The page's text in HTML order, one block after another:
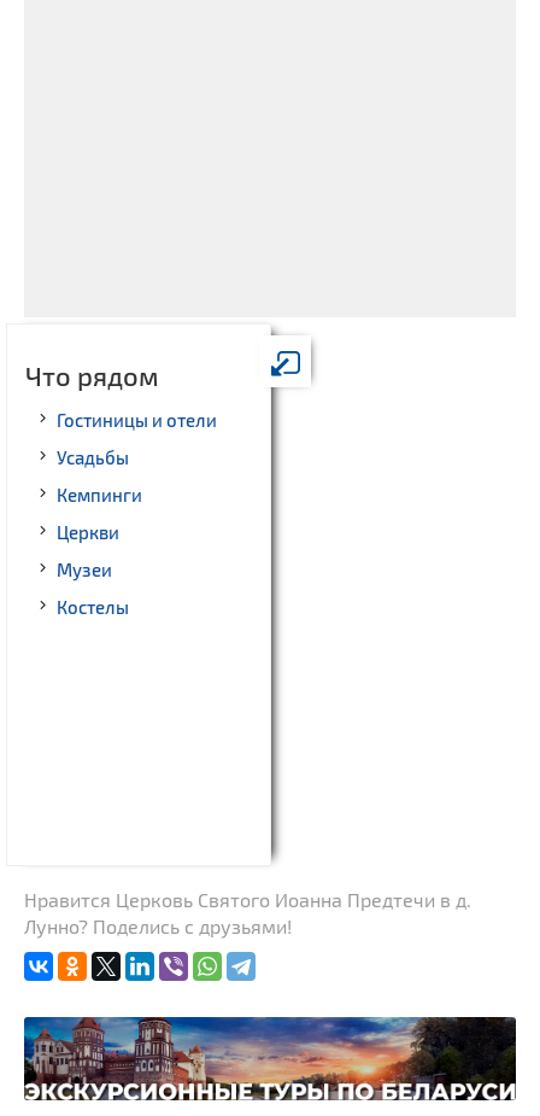
Что рядом
Гостиницы и отели
Усадьбы
Кемпинги
Церкви
Музеи
Костелы
Нравится Церковь Святого Иоанна Предтечи в д.
Лунно? Поделись с друзьями!